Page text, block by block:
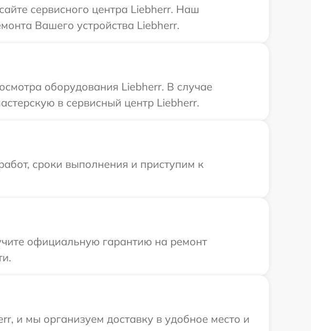
сервисного центра Liebherr. Наш
Вашего устройства Liebherr.
оборудования Liebherr. В случае
в сервисный центр Liebherr.
сроки выполнения и приступим к
официальную гарантию на ремонт
и мы организуем доставку в удобное место и